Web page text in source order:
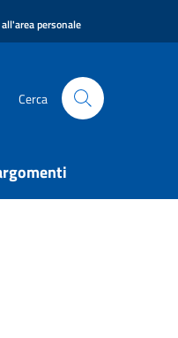
all'area personale
Cerca